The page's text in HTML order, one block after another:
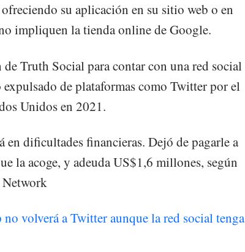
su aplicación en su sitio web o en
impliquen la tienda online de Google.
Truth Social para contar con una red social
de plataformas como Twitter por el
Unidos en 2021.
en dificultades financieras. Dejó de pagarle a
la acoge, y adeuda US$1,6 millones, según
Network
volverá a Twitter aunque la red social tenga